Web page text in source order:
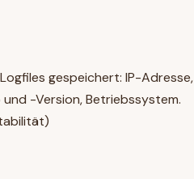
gespeichert: IP-Adresse,
-Version, Betriebssystem.